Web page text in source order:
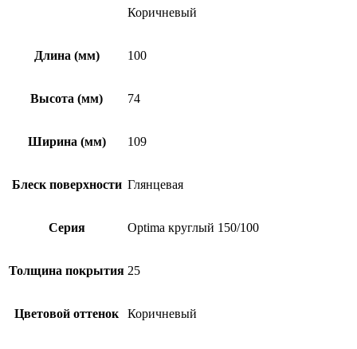
Коричневый
Длина (мм) 100
Высота (мм) 74
Ширина (мм) 109
Блеск поверхности Глянцевая
Серия Optima круглый 150/100
Толщина покрытия 25
Цветовой оттенок Коричневый